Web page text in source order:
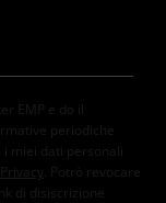
EMP e do il
periodiche
miei dati personali
. Potrò revocare
di disiscrizione